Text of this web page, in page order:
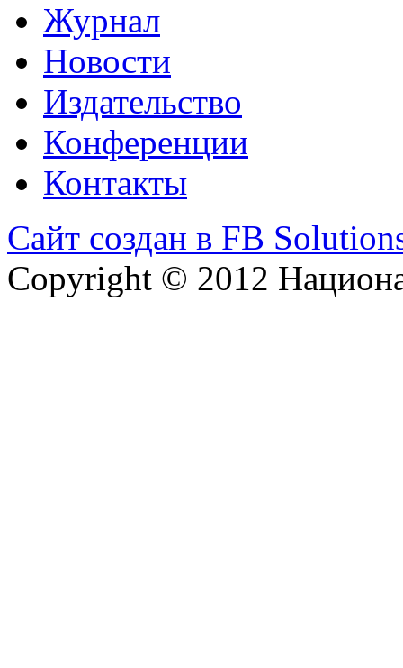
Журнал
Новости
Издательство
Конференции
Контакты
Сайт создан в FB
Copyright © 2012